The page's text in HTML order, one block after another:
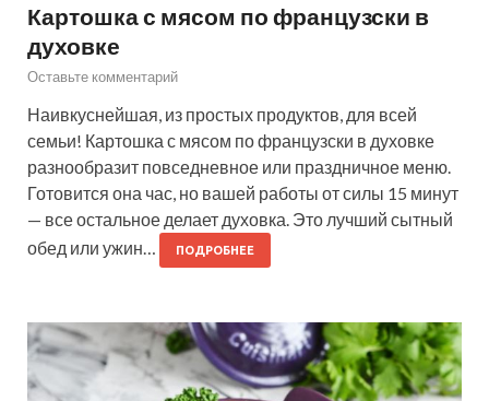
Картошка с мясом по французски в
духовке
Оставьте комментарий
Наивкуснейшая, из простых продуктов, для всей
семьи! Картошка с мясом по французски в духовке
разнообразит повседневное или праздничное меню.
Готовится она час, но вашей работы от силы 15 минут
— все остальное делает духовка. Это лучший сытный
обед или ужин…
ПОДРОБНЕЕ